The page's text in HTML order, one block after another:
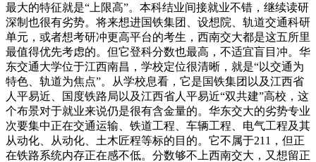
最大的特征就是“上限高”。本科结业间接就业不错，继续读研
深制也很有劣势。将来想进国铁集团、设想院、轨道交通科研
单元，或者想考研冲更高平台的考生，西南交大都是这五所里
最值得优先考虑的。但它登科分数也最高，不适宜盲目冲。华
东交通大学位于江西南昌，学校定位很清晰，就是“以交通为
特色、轨道为焦点”。从学校息看，它是国铁集团以及江西省
人平易近、国度铁路局以及江西省人平易近“双共建”高校，这
个布景对于就业来说仍是很有含金量的。华东交大的劣势专业
次要集中正在交通运输、铁道工程、车辆工程、电气工程及其
从动化、从动化、土木匠程等标的目的。它不属于211，但正
在铁路系统内存正在感不低。分数够不上西南交大，又想留正